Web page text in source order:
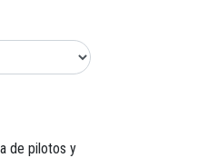
de pilotos y